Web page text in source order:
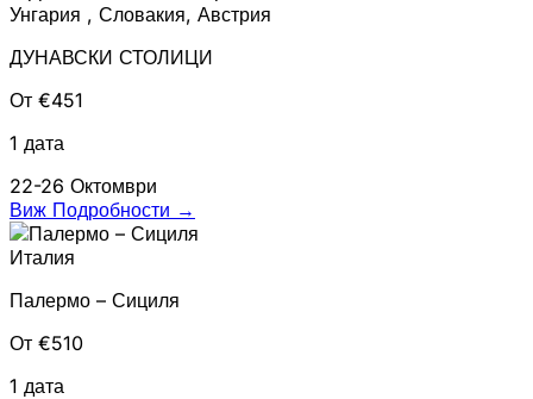
Унгария , Словакия, Австрия
ДУНАВСКИ СТОЛИЦИ
От €451
1 дата
22-26 Октомври
Виж Подробности →
Италия
Палермо – Сициля
От €510
1 дата